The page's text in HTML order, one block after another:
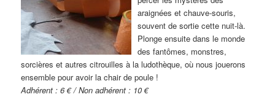
araignées et chauve-souris,
souvent de sortie cette nuit-là.
Plonge ensuite dans le monde
des fantômes, monstres,
sorcières et autres citrouilles à la ludothèque, où nous jouerons
ensemble pour avoir la chair de poule !
Adhérent : 6 € / Non adhérent : 10 €